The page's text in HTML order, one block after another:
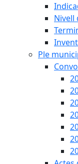
Nivell
Ple